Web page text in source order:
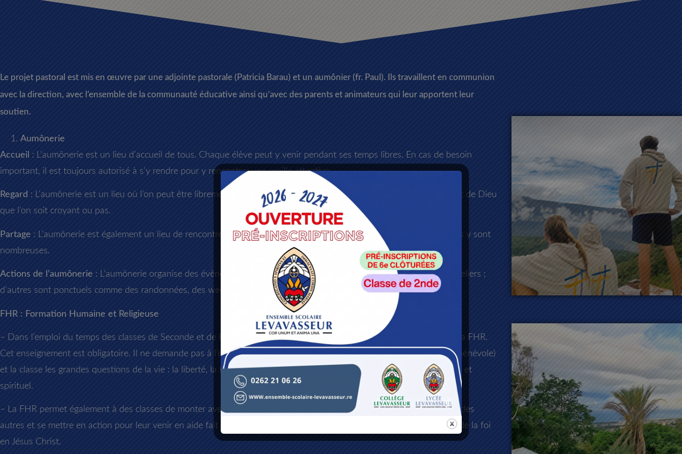
Le projet pastoral est mis en œuvre par une adjointe pastorale (Patricia Barau) et un aumônier (fr. Paul). Ils travaillent en communion
avec la direction, avec l’ensemble de la communauté éducative ainsi qu’avec des parents et animateurs qui leur apportent leur
soutien.
Aumônerie
Accueil : L’aumônerie est un lieu d’accueil de tous. Chaque élève peut y venir pendant ses temps libres. En cas de besoin
important, il est toujours autorisé à s’y rendre pour y rencontrer une oreille attentive.
Regard : L’aumônerie est un lieu où l’on peut être librement et accepter qui on est afin de grandir sous le regard discret de Dieu
que l’on soit croyant ou pas.
Partage : L’aumônerie est également un lieu de rencontre avec d’autres élèves, toutes classes confondues. Les activités y sont
nombreuses.
Actions de l’aumônerie : L’aumônerie organise des évènements. Certains sont réguliers comme la chorale ou autres ateliers ;
d’autres sont ponctuels comme des randonnées, des week-ends de cohésion ou des soirées cinéma.
FHR : Formation Humaine et Religieuse
– Dans l’emploi du temps des classes de Seconde et de Première est inscrit une heure toutes les deux semaines pour la FHR.
Cet enseignement est obligatoire. Il ne demande pas à l’élève d’être croyant mais l’oblige à se poser avec l’animateur (bénévole)
et la classe les grandes questions de la vie : la liberté, la foi, le bonheur, l’argent… C’est un lieu d’apprentissage humain et
spirituel.
– La FHR permet également à des classes de monter avec leur animateur des projets solidaires. Découvrir les besoins des
autres et se mettre en action pour leur venir en aide fait partie de ce que l’Enseignement Catholique propose au nom de la foi
en Jésus Christ.